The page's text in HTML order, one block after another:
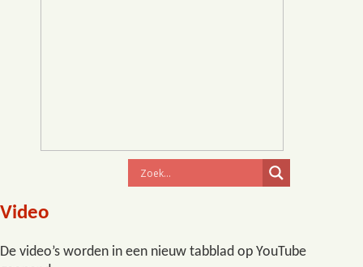
Video
De video’s worden in een nieuw tabblad op YouTube